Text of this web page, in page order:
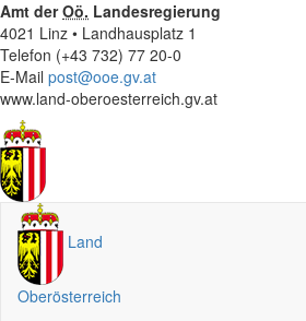
Amt derOö. Landesregierung
4021 Linz • Landhausplatz 1
Telefon (+43 732) 77 20-0
E-Mail post@ooe.gv.at
www.land-oberoesterreich.gv.at
Land
Oberösterreich